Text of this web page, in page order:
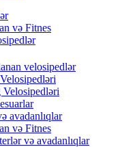
və Fitnes
velosipedlər
Velosipedləri
avadanlıqlar
və Fitnes
və avadanlıqlar